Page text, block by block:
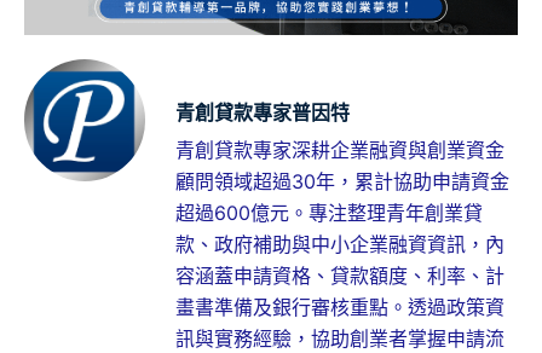
青創貸款專家普因特
青創貸款專家深耕企業融資與創業資金
顧問領域超過30年，累計協助申請資金
超過600億元。專注整理青年創業貸
款、政府補助與中小企業融資資訊，內
容涵蓋申請資格、貸款額度、利率、計
畫書準備及銀行審核重點。透過政策資
訊與實務經驗，協助創業者掌握申請流